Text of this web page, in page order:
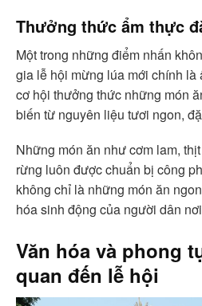
Thưởng thức ẩm thực
Một trong những điểm nhấn
gia lễ hội mừng lúa mới chính là
cơ hội thưởng thức những món
biến từ nguyên liệu tươi ngon,
Những món ăn như cơm lam,
rừng luôn được chuẩn bị công
không chỉ là những món ăn
hóa sinh động của người dân
Văn hóa và phong
quan đến lễ hội